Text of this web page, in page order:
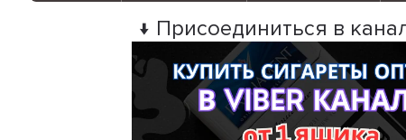
↓ Присоединиться в